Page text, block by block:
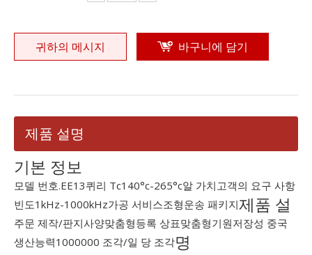
귀하의 메시지 바구니에 담기
제품 설명
기본 정보
모델 번호.EE13퀴리 Tc140°c-265°c알 가치고객의 요구 사항
빈도1kHz-1000kHz가공 서비스조형운송 패키지
주문 제작/판지사양맞춤형등록 상표맞춤형기원저장성 중국
생산능력1000000 조각/일 당 조각
제품 설
명